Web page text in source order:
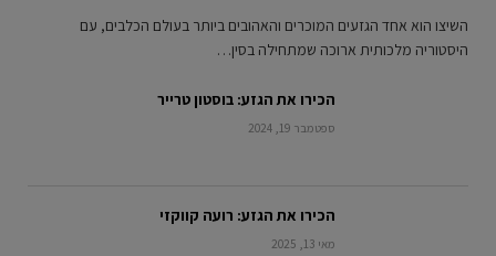
השיצו הוא אחד הגזעים המוכרים והאהובים ביותר בעולם הכלבים, עם
היסטוריה מלכותית ארוכה שמתחילה בסין…
הכירו את הגזע: בוסטון טרייר
ספטמבר 19, 2024
הכירו את הגזע: רועה קווקזי
מאי 13, 2025